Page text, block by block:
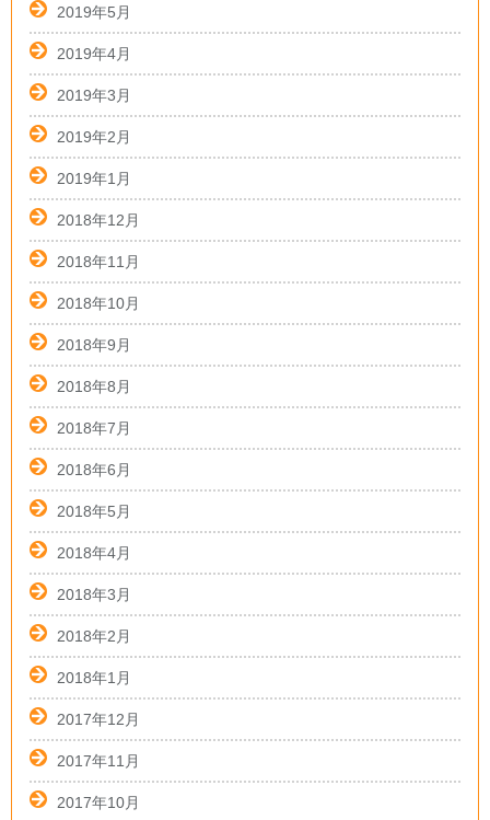
2019年5月
2019年4月
2019年3月
2019年2月
2019年1月
2018年12月
2018年11月
2018年10月
2018年9月
2018年8月
2018年7月
2018年6月
2018年5月
2018年4月
2018年3月
2018年2月
2018年1月
2017年12月
2017年11月
2017年10月